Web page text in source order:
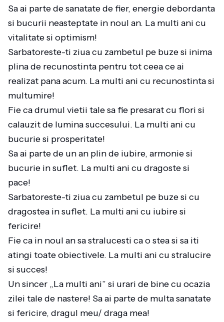
Sa ai parte de sanatate de fier, energie debordanta
si bucurii neasteptate in noul an. La multi ani cu
vitalitate si optimism!
Sarbatoreste-ti ziua cu zambetul pe buze si inima
plina de recunostinta pentru tot ceea ce ai
realizat pana acum. La multi ani cu recunostinta si
multumire!
Fie ca drumul vietii tale sa fie presarat cu flori si
calauzit de lumina succesului. La multi ani cu
bucurie si prosperitate!
Sa ai parte de un an plin de iubire, armonie si
bucurie in suflet. La multi ani cu dragoste si
pace!
Sarbatoreste-ti ziua cu zambetul pe buze si cu
dragostea in suflet. La multi ani cu iubire si
fericire!
Fie ca in noul an sa stralucesti ca o stea si sa iti
atingi toate obiectivele. La multi ani cu stralucire
si succes!
Un sincer „La multi ani” si urari de bine cu ocazia
zilei tale de nastere! Sa ai parte de multa sanatate
si fericire, dragul meu/ draga mea!